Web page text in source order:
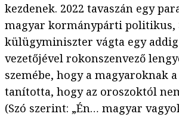
kezdenek. 2022 tavaszán egy
magyar kormánypárti politikus,
külügyminiszter vágta egy addig
vezetőjével rokonszenvező
szemébe, hogy a magyaroknak
tanította, hogy az oroszoktól
(Szó szerint: „Én… magyar